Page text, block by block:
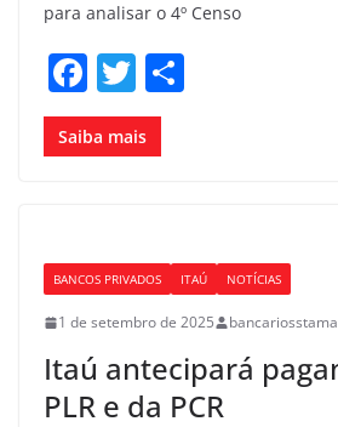
para analisar o 4º Censo
F
a
c
o
o
k
T
w
itt
Saiba mais
BANCOS PRIVADOS ITAÚ NOTÍCIAS
1 de setembro de 2025
Itaú antecipará
PLR e da PCR